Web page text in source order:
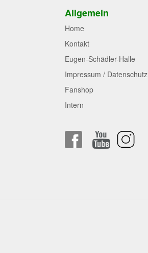
Allgemein
Home
Kontakt
Eugen-Schädler-Halle
Impressum / Datenschutz
Fanshop
Intern